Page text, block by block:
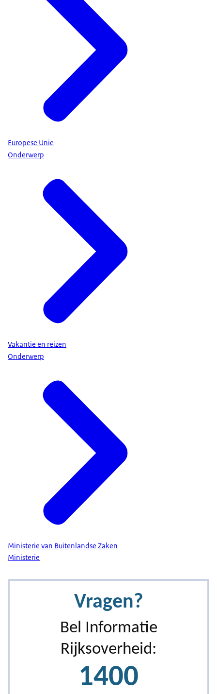
Europese Unie
Onderwerp
Vakantie en reizen
Onderwerp
Ministerie van Buitenlandse Zaken
Ministerie